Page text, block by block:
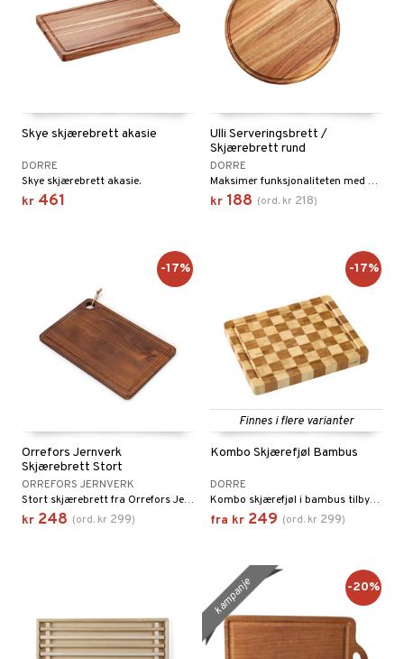
Skye skjærebrett akasie
DORRE
Skye skjærebrett akasie.
kr 461
Ulli Serveringsbrett /
Skjærebrett rund
DORRE
Maksimer funksjonaliteten med vårt allsidige serveringsbrett!
kr 188 (ord. kr 218)
Orrefors Jernverk
Skjærebrett Stort
ORREFORS JERNVERK
Stort skjærebrett fra Orrefors Jernverk. Et stort skjærebrett i tre er absolutt et must på kjøkkenet og passer både til å hakke grønnsaker og til å dekke på bordet etter at du har grillet.
kr 248 (ord. kr 299)
-17%
Finnes i flere varianter
Kombo Skjærefjøl Bambus
DORRE
Kombo skjærefjøl i bambus tilbyr en stabil, holdbar arbeidsflate som er skånsom mot kniver.
fra kr 249 (ord. kr 299)
-17%
kampanje -20%
& kroker
tepper
potter
& svar